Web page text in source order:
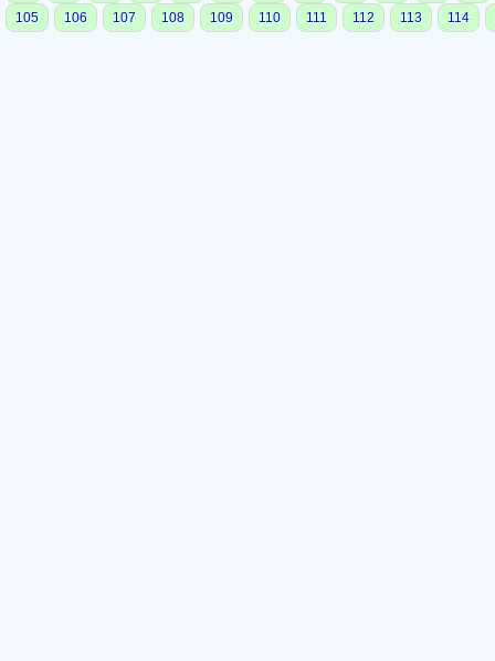
105
106 107 108 109 110 111 112 113 114